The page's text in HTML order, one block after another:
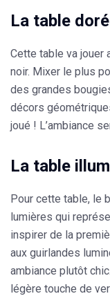
La table
Cette table va jouer
noir. Mixer le plus
des grandes
décors
joué ! L’ambiance
La table
Pour cette table, le
lumières qui
inspirer de la
aux guirlandes
ambiance plutôt
légère touche de